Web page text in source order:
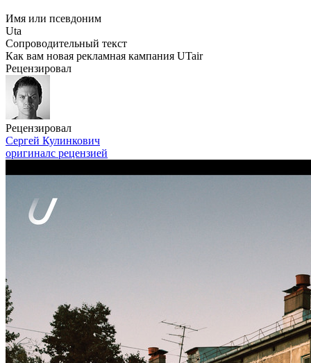
Имя или псевдоним
Uta
Сопроводительный текст
Как вам новая рекламная кампания UTair
Рецензировал
Рецензировал
Сергей Кулинкович
оригиналс рецензией